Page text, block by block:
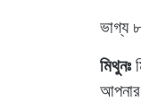
ভাগ্য
মিথুনঃ
আপনার